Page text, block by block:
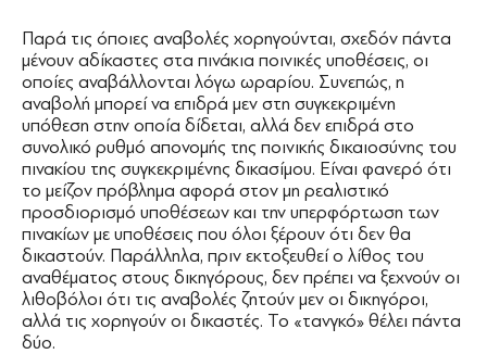
Παρά τις όποιες αναβολές χορηγούνται, σχεδόν πάντα
μένουν αδίκαστες στα πινάκια ποινικές υποθέσεις, οι
οποίες αναβάλλονται λόγω ωραρίου. Συνεπώς, η
αναβολή μπορεί να επιδρά μεν στη συγκεκριμένη
υπόθεση στην οποία δίδεται, αλλά δεν επιδρά στο
συνολικό ρυθμό απονομής της ποινικής δικαιοσύνης του
πινακίου της συγκεκριμένης δικασίμου. Είναι φανερό ότι
το μείζον πρόβλημα αφορά στον μη ρεαλιστικό
προσδιορισμό υποθέσεων και την υπερφόρτωση των
πινακίων με υποθέσεις που όλοι ξέρουν ότι δεν θα
δικαστούν. Παράλληλα, πριν εκτοξευθεί ο λίθος του
αναθέματος στους δικηγόρους, δεν πρέπει να ξεχνούν οι
λιθοβόλοι ότι τις αναβολές ζητούν μεν οι δικηγόροι,
αλλά τις χορηγούν οι δικαστές. Το «τανγκό» θέλει πάντα
δύο.